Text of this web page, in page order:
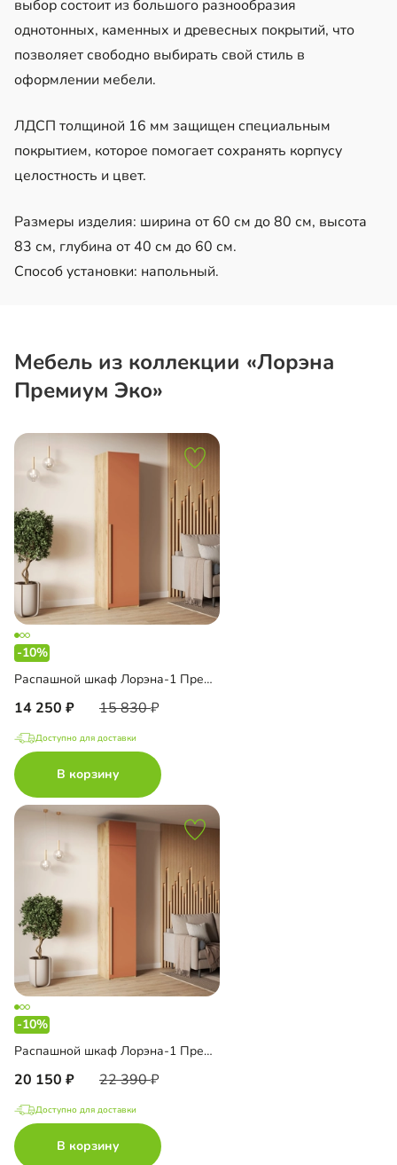
выбор состоит из большого разнообразия
однотонных, каменных и древесных покрытий, что
позволяет свободно выбирать свой стиль в
оформлении мебели.
ЛДСП толщиной 16 мм защищен специальным
покрытием, которое помогает сохранять корпусу
целостность и цвет.
Размеры изделия: ширина от 60 см до 80 см, высота
83 см, глубина от 40 см до 60 см.
Способ установки: напольный.
Мебель из коллекции «Лорэна
Премиум Эко»
-10%
Распашной шкаф Лорэна-1 Премиум Эко
14 250 15 830
Доступно для доставки
В корзину
-10%
Распашной шкаф Лорэна-1 Премиум Эко с антресолью
20 150 22 390
Доступно для доставки
В корзину